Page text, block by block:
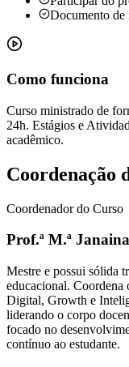
Documento de
Como funciona
Curso ministrado de
24h. Estágios e
acadêmico.
Coordenação
Coordenador do Curso
Prof.ª M.ª
Mestre e possui sólida
educacional. Coordena
Digital, Growth e
liderando o corpo
focado no
contínuo ao estudante.